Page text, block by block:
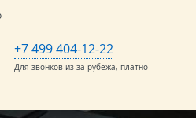
+7 499 404-12-22
Для звонков из-за рубежа, платно